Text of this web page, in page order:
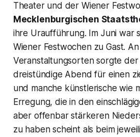
Theater und der Wiener
Mecklenburgischen
ihre Uraufführung. Im Juni war
Wiener Festwochen zu Gast.
Veranstaltungsorten sorgte
dreistündige Abend für einen
und manche künstlerische wie
Erregung, die in den
aber offenbar stärkeren
zu haben scheint als beim